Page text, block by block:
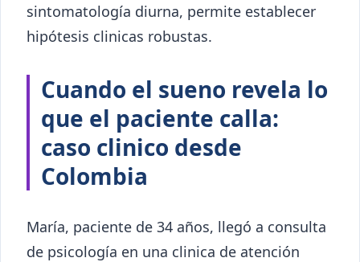
sintomatología diurna, permite establecer
hipótesis clinicas robustas.
Cuando el sueno revela lo
que el paciente calla:
caso clinico desde
Colombia
María, paciente de 34 años, llegó a consulta
de psicología en una clinica de atención